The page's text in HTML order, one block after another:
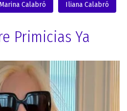
Marina Calabró Iliana Calabró
Primicias Ya